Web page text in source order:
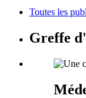
Toutes les
Greffe